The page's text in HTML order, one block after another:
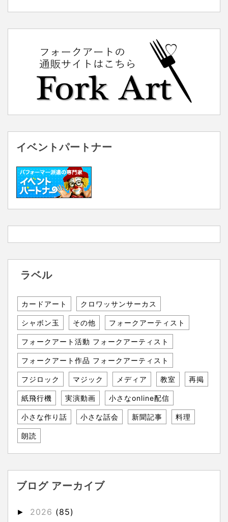
イベントパートナー
ラベル
カードアート クロワッサンサーカス
シャボン玉 その他 フォークアーティスト
フォークアート活動 フォークアーティスト
フォークアート作品 フォークアーティスト
フジロック マジック メディア 教室 再掲
紙飛行機 実演動画 小さなonline配信
小さな作り話 小さな話会 新聞記事 料理
朗読
ブログ アーカイブ
► 2026 (85)